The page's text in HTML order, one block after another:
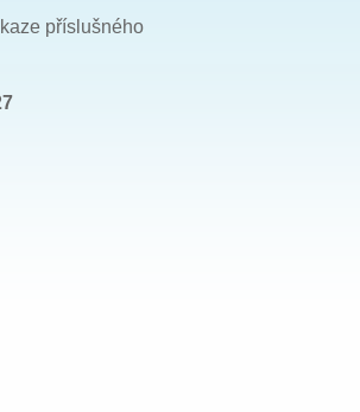
příslušného